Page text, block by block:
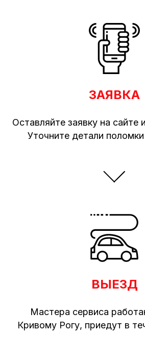
ЗАЯВКА
Оставляйте заявку на сайте
Уточните детали
ВЫЕЗД
Мастера сервиса
Кривому Рогу, приедут в